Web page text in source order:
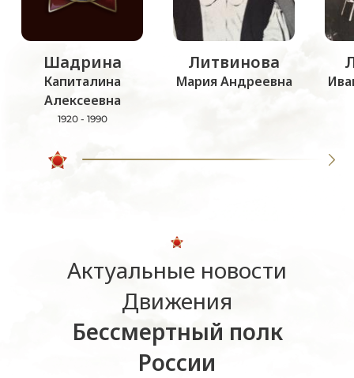
Шадрина
Капиталина
Алексеевна
1920 - 1990
Литвинова
Мария Андреевна
Актуальные новости
Движения
Бессмертный полк
России